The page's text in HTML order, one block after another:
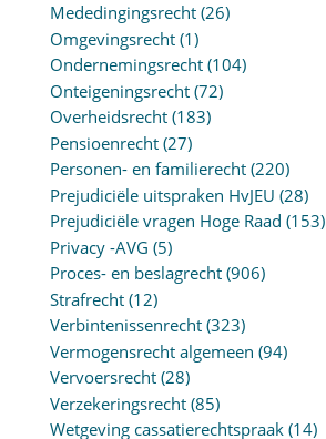
Mededingingsrecht(26)
Omgevingsrecht(1)
Ondernemingsrecht(104)
Onteigeningsrecht(72)
Overheidsrecht(183)
Pensioenrecht(27)
Personen- en familierecht(220)
Prejudiciële uitspraken HvJEU (28)
Prejudiciële vragen Hoge Raad (153)
Privacy -AVG (5)
Proces- en beslagrecht(906)
Strafrecht(12)
Verbintenissenrecht(323)
Vermogensrecht algemeen (94)
Vervoersrecht(28)
Verzekeringsrecht(85)
Wetgeving cassatierechtspraak(14)